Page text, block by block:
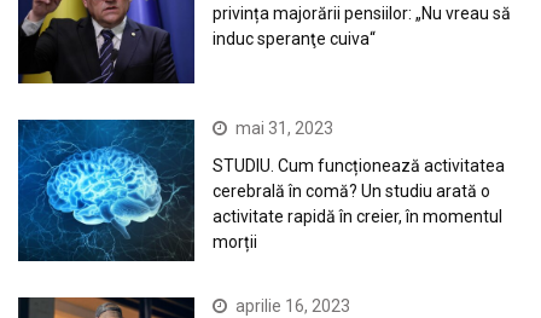
privința majorării pensiilor: „Nu vreau să
induc speranţe cuiva“
mai 31, 2023
STUDIU. Cum funcționează activitatea
cerebrală în comă? Un studiu arată o
activitate rapidă în creier, în momentul
morții
aprilie 16, 2023